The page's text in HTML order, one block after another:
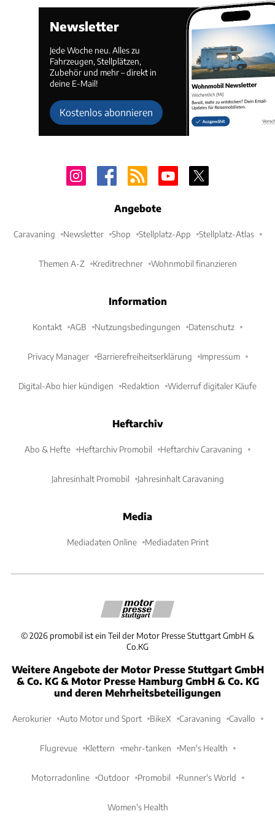
Newsletter
Jede Woche neu. Alles zu
Fahrzeugen, Stellplätzen,
Zubehör und mehr – direkt in
deine E-Mail!
Kostenlos abonnieren
Angebote
Caravaning Newsletter Shop Stellplatz-App Stellplatz-Atlas
Themen A-Z Kreditrechner Wohnmobil finanzieren
Information
Kontakt AGB Nutzungsbedingungen Datenschutz
Privacy Manager Barrierefreiheitserklärung Impressum
Digital-Abo hier kündigen Redaktion Widerruf digitaler Käufe
Heftarchiv
Abo & Hefte Heftarchiv Promobil Heftarchiv Caravaning
Jahresinhalt Promobil Jahresinhalt Caravaning
Media
Mediadaten Online Mediadaten Print
©2026 promobil ist ein Teil der Motor Presse Stuttgart GmbH &
Co.KG
Weitere Angebote der Motor Presse Stuttgart GmbH
& Co. KG & Motor Presse Hamburg GmbH & Co. KG
und deren Mehrheitsbeteiligungen
Aerokurier Auto Motor und Sport BikeX Caravaning Cavallo
Flugrevue Klettern mehr-tanken Men's Health
Motorradonline Outdoor Promobil Runner's World
Women's Health